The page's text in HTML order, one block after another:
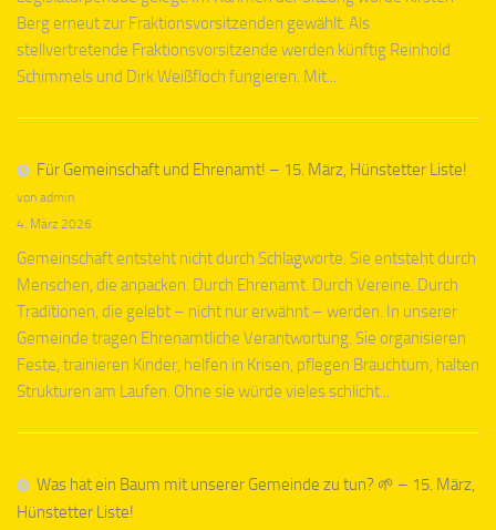
Berg erneut zur Fraktionsvorsitzenden gewählt. Als
stellvertretende Fraktionsvorsitzende werden künftig Reinhold
Schimmels und Dirk Weißfloch fungieren. Mit...
Für Gemeinschaft und Ehrenamt! – 15. März, Hünstetter Liste!
von admin
4. März 2026
Gemeinschaft entsteht nicht durch Schlagworte. Sie entsteht durch
Menschen, die anpacken. Durch Ehrenamt. Durch Vereine. Durch
Traditionen, die gelebt – nicht nur erwähnt – werden. In unserer
Gemeinde tragen Ehrenamtliche Verantwortung. Sie organisieren
Feste, trainieren Kinder, helfen in Krisen, pflegen Brauchtum, halten
Strukturen am Laufen. Ohne sie würde vieles schlicht...
Was hat ein Baum mit unserer Gemeinde zu tun? 🌱 – 15. März,
Hünstetter Liste!